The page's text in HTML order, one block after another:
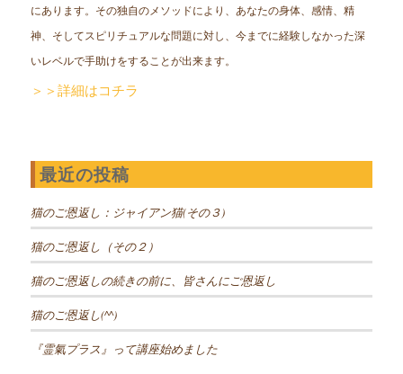
にあります。その独自のメソッドにより、あなたの身体、感情、精
神、そしてスピリチュアルな問題に対し、今までに経験しなかった深
いレベルで手助けをすることが出来ます。
＞＞詳細はコチラ
最近の投稿
猫のご恩返し：ジャイアン猫(その３)
猫のご恩返し（その２）
猫のご恩返しの続きの前に、皆さんにご恩返し
猫のご恩返し(^^)
『霊氣プラス』って講座始めました